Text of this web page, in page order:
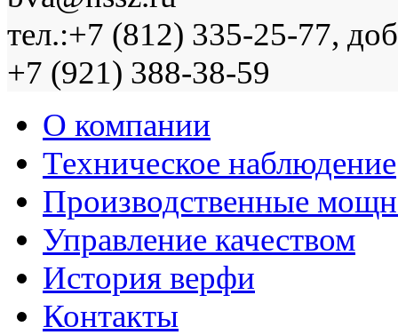
тел.:+7 (812) 335-25-77,
+7 (921) 388-38-59
О компании
Техническое наблюдение
Производственные
Управление качеством
История верфи
Контакты